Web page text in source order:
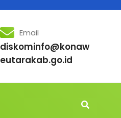
Email
diskominfo@konaw
eutarakab.go.id